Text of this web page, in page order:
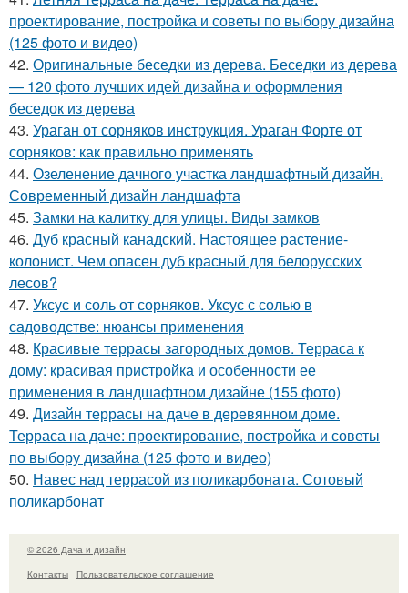
проектирование, постройка и советы по выбору дизайна
(125 фото и видео)
42. Оригинальные беседки из дерева. Беседки из дерева
— 120 фото лучших идей дизайна и оформления
беседок из дерева
43. Ураган от сорняков инструкция. Ураган Форте от
сорняков: как правильно применять
44. Озеленение дачного участка ландшафтный дизайн.
Современный дизайн ландшафта
45. Замки на калитку для улицы. Виды замков
46. Дуб красный канадский. Настоящее растение-
колонист. Чем опасен дуб красный для белорусских
лесов?
47. Уксус и соль от сорняков. Уксус с солью в
садоводстве: нюансы применения
48. Красивые террасы загородных домов. Терраса к
дому: красивая пристройка и особенности ее
применения в ландшафтном дизайне (155 фото)
49. Дизайн террасы на даче в деревянном доме.
Терраса на даче: проектирование, постройка и советы
по выбору дизайна (125 фото и видео)
50. Навес над террасой из поликарбоната. Сотовый
поликарбонат
© 2026 Дача и дизайн
Контакты
Пользовательское соглашение